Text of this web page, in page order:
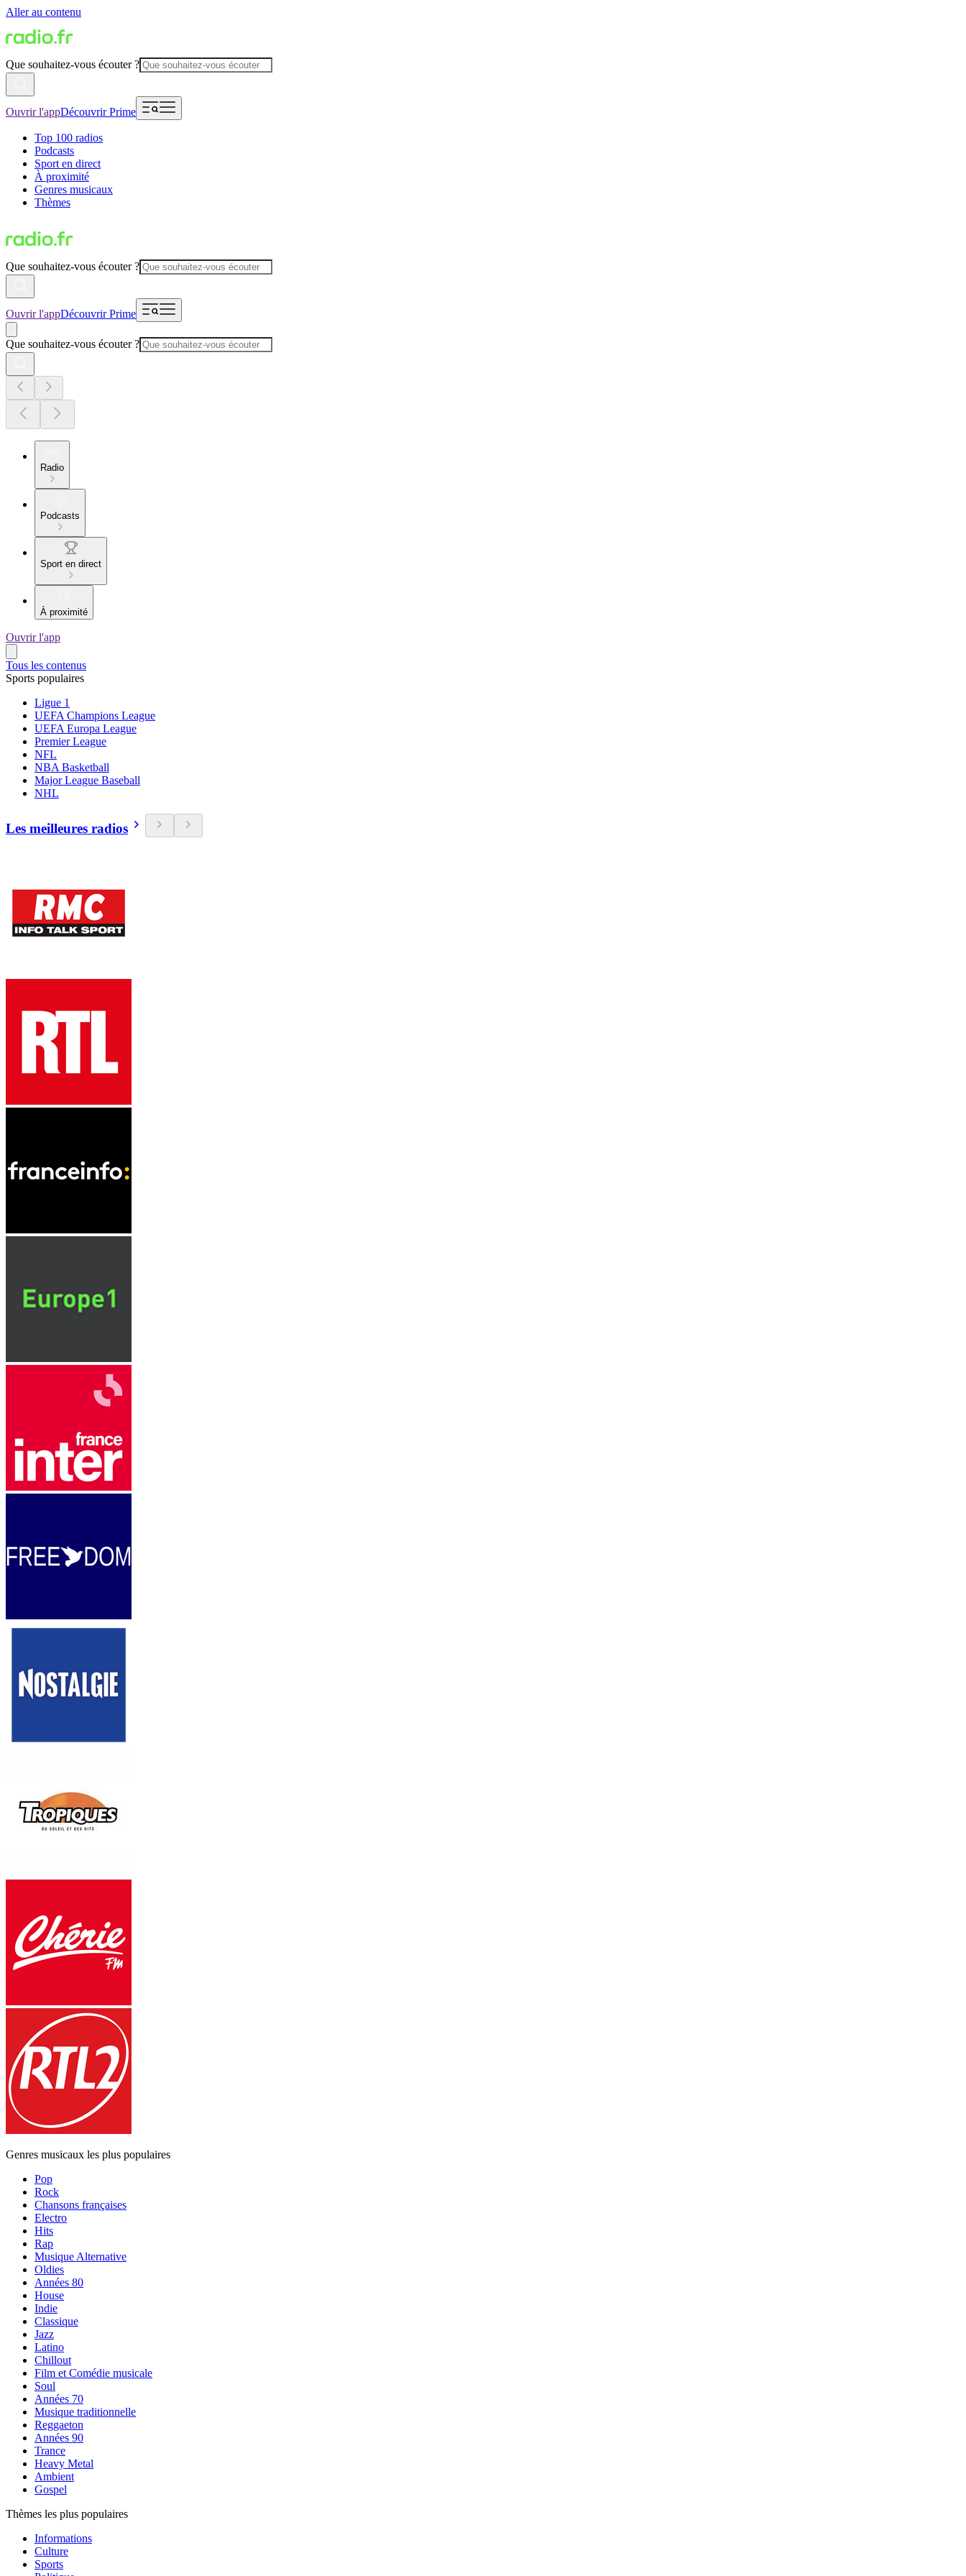
Aller au contenu
Que souhaitez-vous écouter ?
Ouvrir l'appDécouvrir Prime
Top 100 radios
Podcasts
Sport en direct
À proximité
Genres musicaux
Thèmes
Que souhaitez-vous écouter ?
Ouvrir l'appDécouvrir Prime
Que souhaitez-vous écouter ?
Radio
Podcasts
Sport en direct
À proximité
Ouvrir l'app
Tous les contenus
Sports populaires
Ligue 1
UEFA Champions League
UEFA Europa League
Premier League
NFL
NBA Basketball
Major League Baseball
NHL
Les meilleures radios
Genres musicaux les plus populaires
Pop
Rock
Chansons françaises
Electro
Hits
Rap
Musique Alternative
Oldies
Années 80
House
Indie
Classique
Jazz
Latino
Chillout
Film et Comédie musicale
Soul
Années 70
Musique traditionnelle
Reggaeton
Années 90
Trance
Heavy Metal
Ambient
Gospel
Thèmes les plus populaires
Informations
Culture
Sports